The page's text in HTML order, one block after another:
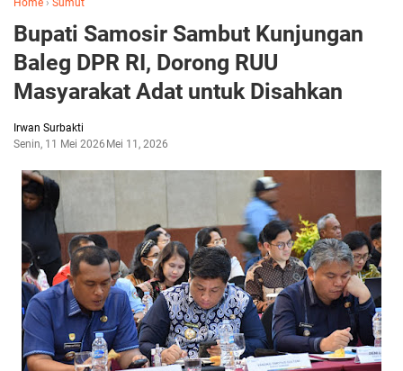
Home › Sumut
Bupati Samosir Sambut Kunjungan
Baleg DPR RI, Dorong RUU
Masyarakat Adat untuk Disahkan
Irwan Surbakti
Senin, 11 Mei 2026 Mei 11, 2026